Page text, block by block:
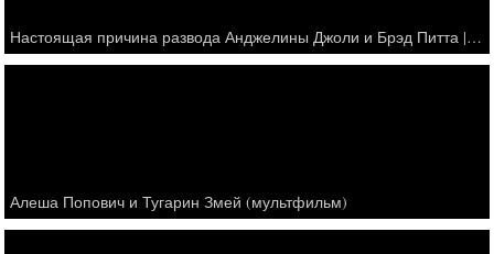
Настоящая причина развода Анджелины Джоли и Брэд Питта || Реакция друзей и родственников
Алеша Попович и Тугарин Змей (мультфильм)